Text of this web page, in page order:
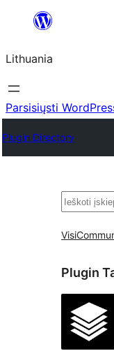
turinio
Lithuania
Parsisiųsti
Plugin Directory
Paieška
Visi
Plugin